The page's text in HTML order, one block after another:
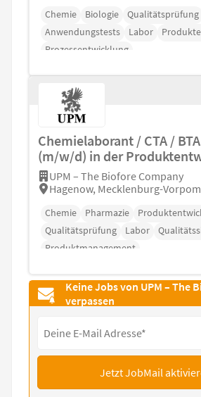
Chemie Biologie
Qualitätsprüfung
Anwendungstests
Labor
Prozessentwicklung
Chemielaborant / CTA /
(m/w/d) in der
UPM – The Biofore Company
Hagenow, Mecklenburg-
Chemie Pharmazie
Qualitätsprüfung
Labor
Produktmanagement
Keine Jobs von UPM – The
verpassen
Jetzt JobMail